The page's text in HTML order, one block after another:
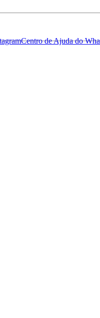
Centro de Ajuda do